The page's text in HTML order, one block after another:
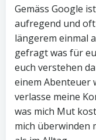
Gemäss Google
aufregend und
längerem einmal
gefragt was für
euch verstehen
einem Abenteuer
verlasse meine
was mich Mut
mich überwinden